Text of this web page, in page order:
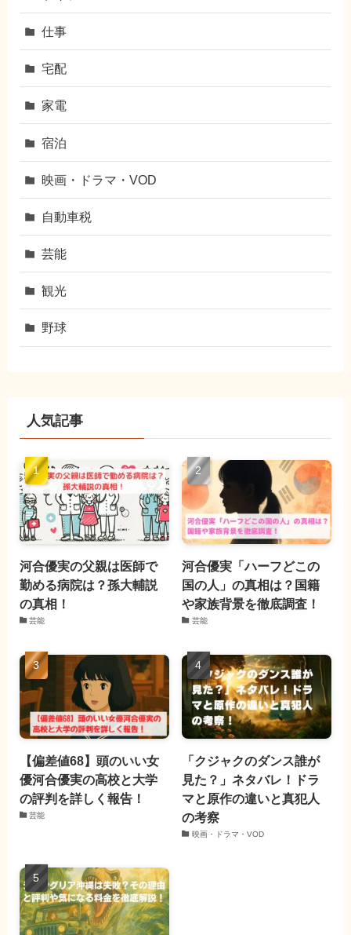
仕事
宅配
家電
宿泊
映画・ドラマ・VOD
自動車税
芸能
観光
野球
人気記事
河合優実の父親は医師で
勤める病院は？孫大輔説
の真相！
芸能
河合優実「ハーフどこの
国の人」の真相は？国籍
や家族背景を徹底調査！
芸能
【偏差値68】頭のいい女
優河合優実の高校と大学
の評判を詳しく報告！
芸能
「クジャクのダンス誰が
見た？」ネタバレ！ドラ
マと原作の違いと真犯人
の考察
映画・ドラマ・VOD